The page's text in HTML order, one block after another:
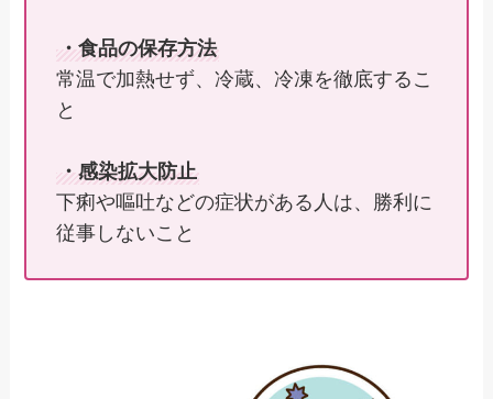
・食品の保存方法
常温で加熱せず、冷蔵、冷凍を徹底するこ
と
・感染拡大防止
下痢や嘔吐などの症状がある人は、勝利に
従事しないこと